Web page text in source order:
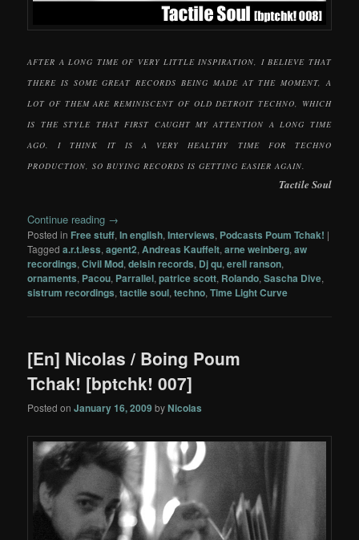
AFTER A LONG TIME OF VERY LITTLE INSPIRATION, I BELIEVE THAT
THERE IS SOME GREAT RECORDS BEING MADE AT THE MOMENT, A
LOT OF THEM ARE REMINISCENT OF OLD DETROIT TECHNO, WHICH
IS THE STYLE THAT FIRST CAUGHT MY ATTENTION A LONG TIME
AGO. I THINK IT IS A VERY HEALTHY TIME FOR TECHNO
PRODUCTION, SO BUYING RECORDS IS GETTING EASIER AGAIN.
Tactile Soul
Continue reading →
Posted in Free stuff,In english,Interviews, Podcasts Poum Tchak! |
Tagged a.r.t.less,agent2,Andreas Kauffelt,arne weinberg,aw
recordings,Civil Mod,delsin records, Dj qu,erell ranson,
ornaments, Pacou, Parrallel,patrice scott, Rolando,Sascha Dive,
sistrum recordings,tactile soul,techno,Time Light Curve
[En] Nicolas / Boing Poum
Tchak! [bptchk! 007]
Posted onJanuary 16, 2009 byNicolas